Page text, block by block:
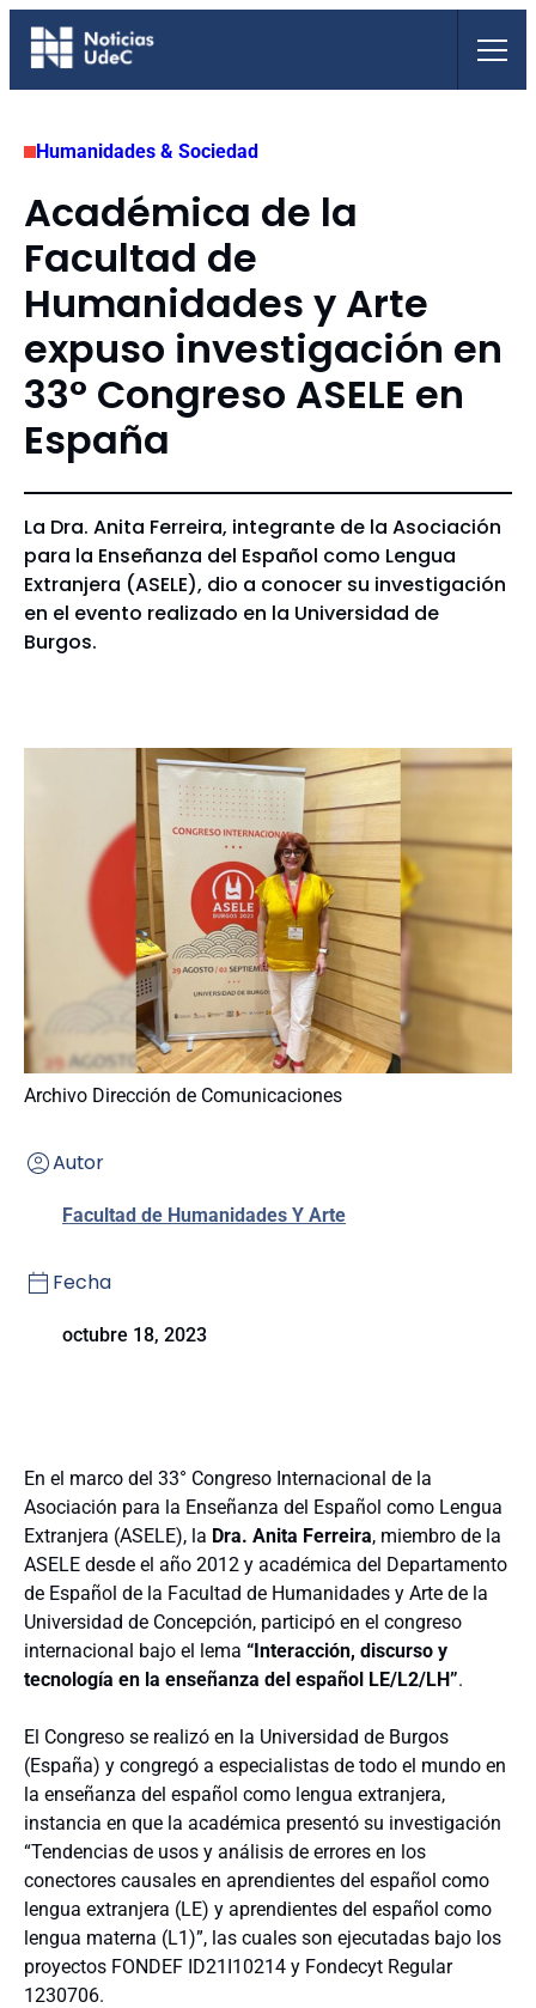
Saltar
Humanidades & Sociedad
Académica de la
Facultad de
Humanidades y Arte
expuso investigación en
33° Congreso ASELE en
España
La Dra. Anita Ferreira, integrante de la Asociación
para la Enseñanza del Español como Lengua
Extranjera (ASELE), dio a conocer su investigación
en el evento realizado en la Universidad de
Burgos.
Archivo Dirección de Comunicaciones
Autor
Facultad de Humanidades Y Arte
Fecha
octubre 18, 2023
En el marco del 33° Congreso Internacional de la
Asociación para la Enseñanza del Español como Lengua
Extranjera (ASELE), la Dra. Anita Ferreira, miembro de la
ASELE desde el año 2012 y académica del Departamento
de Español de la Facultad de Humanidades y Arte de la
Universidad de Concepción, participó en el congreso
internacional bajo el lema “Interacción, discurso y
tecnología en la enseñanza del español LE/L2/LH”.
El Congreso se realizó en la Universidad de Burgos
(España) y congregó a especialistas de todo el mundo en
la enseñanza del español como lengua extranjera,
instancia en que la académica presentó su investigación
“Tendencias de usos y análisis de errores en los
conectores causales en aprendientes del español como
lengua extranjera (LE) y aprendientes del español como
lengua materna (L1)”, las cuales son ejecutadas bajo los
proyectos FONDEF ID21I10214 y Fondecyt Regular
1230706.